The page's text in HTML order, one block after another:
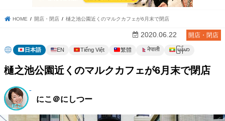
HOME 開店・閉店 樋之池公園近くのマルクカフェが6月末で閉店
開店・閉店
2020.06.22
日本語 EN Tiếng Việt 繁體 नेपाली မြန်မာ
樋之池公園近くのマルクカフェが6月末で閉店
にこ＠にしつー